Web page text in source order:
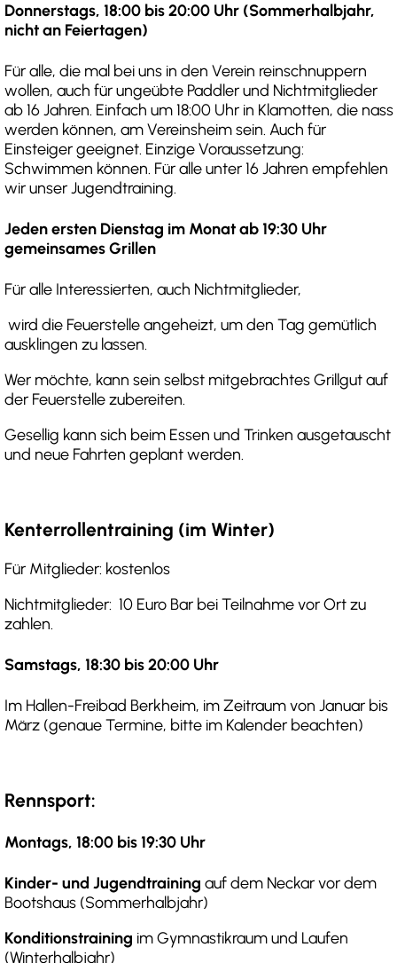
Donnerstags, 18:00 bis 20:00 Uhr (Sommerhalbjahr,
nicht an Feiertagen)
Für alle, die mal bei uns in den Verein reinschnuppern
wollen, auch für ungeübte Paddler und Nichtmitglieder
ab 16 Jahren. Einfach um 18:00 Uhr in Klamotten, die nass
werden können, am Vereinsheim sein. Auch für
Einsteiger geeignet. Einzige Voraussetzung:
Schwimmen können. Für alle unter 16 Jahren empfehlen
wir unser Jugendtraining.
Jeden ersten Dienstag im Monat ab 19:30 Uhr
gemeinsames Grillen
Für alle Interessierten, auch Nichtmitglieder,
wird die Feuerstelle angeheizt, um den Tag gemütlich
ausklingen zu lassen.
Wer möchte, kann sein selbst mitgebrachtes Grillgut auf
der Feuerstelle zubereiten.
Gesellig kann sich beim Essen und Trinken ausgetauscht
und neue Fahrten geplant werden.
Kenterrollentraining (im Winter)
Für Mitglieder: kostenlos
Nichtmitglieder: 10 Euro Bar bei Teilnahme vor Ort zu
zahlen.
Samstags, 18:30 bis 20:00 Uhr
Im Hallen-Freibad Berkheim, im Zeitraum von Januar bis
März (genaue Termine, bitte im Kalender beachten)
Rennsport:
Montags, 18:00 bis 19:30 Uhr
Kinder- und Jugendtraining auf dem Neckar vor dem
Bootshaus (Sommerhalbjahr)
Konditionstraining im Gymnastikraum und Laufen
(Winterhalbjahr)